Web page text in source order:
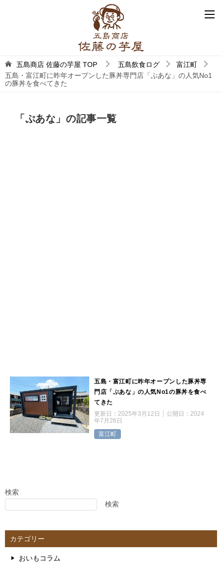
五島商店 佐藤の芋屋 TOP 五島飲食ログ
富江町
五島・富江町に昨年オープンした豚丼専門店「ぷあな」の人気No1
の豚丼を食べてきた
「ぷあな」の記事一覧
五島・富江町に昨年オープンした豚丼専
門店「ぷあな」の人気No1の豚丼を食べ
てきた
更新日： 2025年3月12日 公開日： 2024
年7月26日
富江町
検索
検索
カテゴリー
おいもコラム